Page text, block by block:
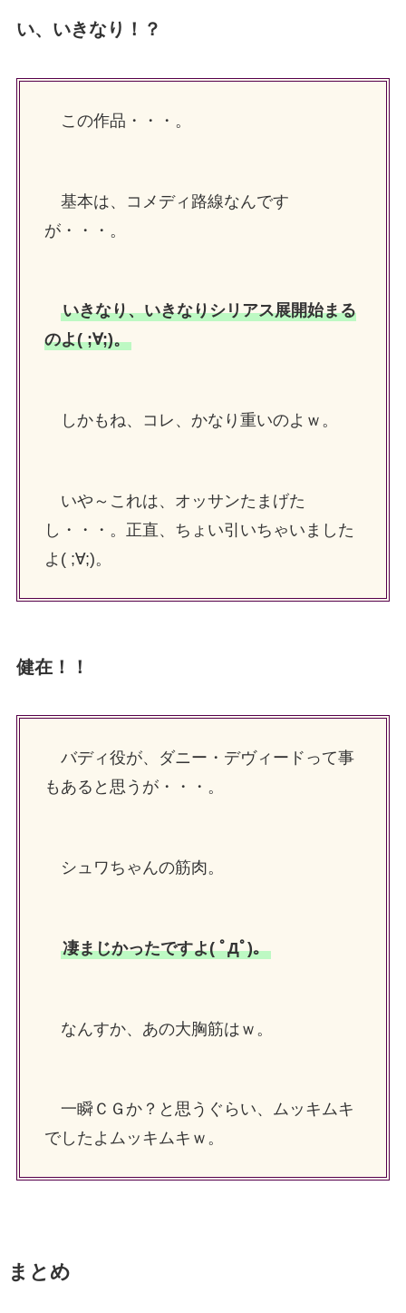
い、いきなり！？
この作品・・・。
基本は、コメディ路線なんです
が・・・。
いきなり、いきなりシリアス展開始まる
のよ( ;∀;)。
しかもね、コレ、かなり重いのよｗ。
いや～これは、オッサンたまげた
し・・・。正直、ちょい引いちゃいました
よ( ;∀;)。
健在！！
バディ役が、ダニー・デヴィードって事
もあると思うが・・・。
シュワちゃんの筋肉。
凄まじかったですよ( ﾟДﾟ)。
なんすか、あの大胸筋はｗ。
一瞬ＣＧか？と思うぐらい、ムッキムキ
でしたよムッキムキｗ。
まとめ